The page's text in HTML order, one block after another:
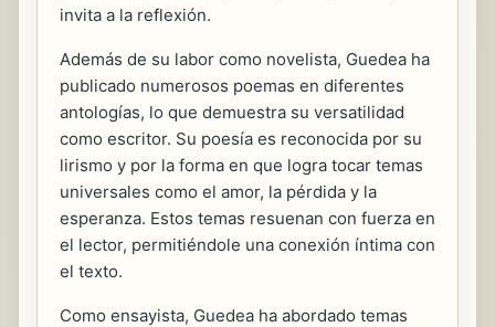
invita a la reflexión.
Además de su labor como novelista, Guedea ha
publicado numerosos poemas en diferentes
antologías, lo que demuestra su versatilidad
como escritor. Su poesía es reconocida por su
lirismo y por la forma en que logra tocar temas
universales como el amor, la pérdida y la
esperanza. Estos temas resuenan con fuerza en
el lector, permitiéndole una conexión íntima con
el texto.
Como ensayista, Guedea ha abordado temas